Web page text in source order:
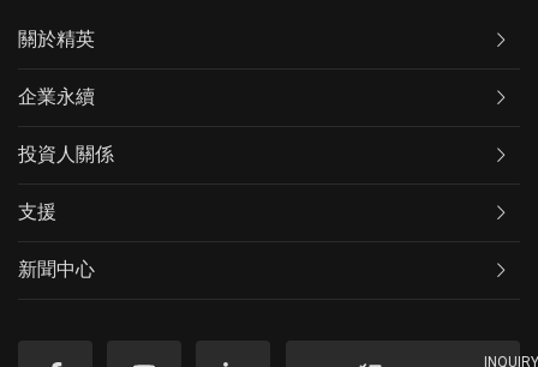
關於精英
企業永續
投資人關係
支援
新聞中心